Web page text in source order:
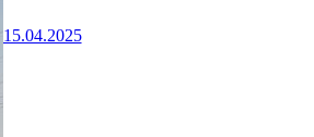
15.04.2025